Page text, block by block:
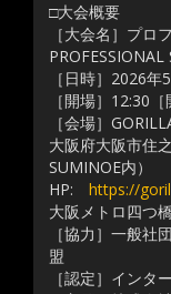
□大会概要
［大会名］プロ
［日時］2026年
［開場］12:30
［会場］
大阪府大阪市住
SUMINOE内）
HP: https://
大阪メトロ四つ
［協力］一般社
盟
［認定］インタ